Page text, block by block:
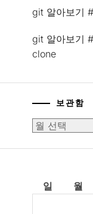
git 알아보기
git 알아보기
clone
보관함
보
일
월